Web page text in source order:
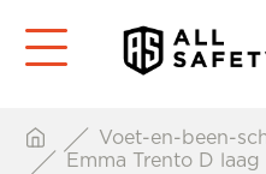
Voet-en-been-
Emma Trento D laag